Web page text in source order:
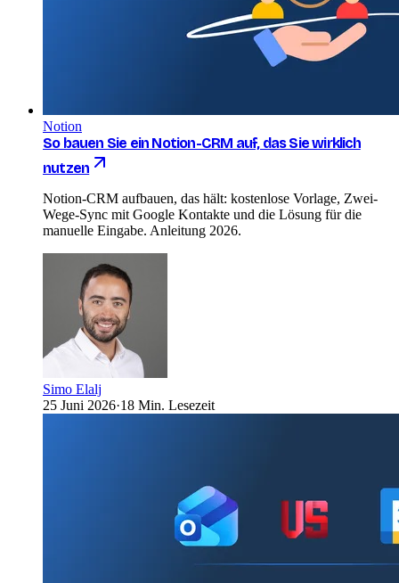
Notion
So bauen Sie ein Notion-CRM auf, das Sie wirklich
nutzen
Notion-CRM aufbauen, das hält: kostenlose Vorlage, Zwei-
Wege-Sync mit Google Kontakte und die Lösung für die
manuelle Eingabe. Anleitung 2026.
Simo Elalj
25 Juni 2026·18 Min. Lesezeit